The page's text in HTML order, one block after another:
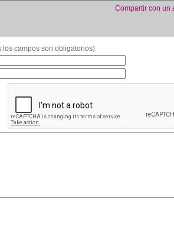
Compartir con un
los campos son obligatorios)